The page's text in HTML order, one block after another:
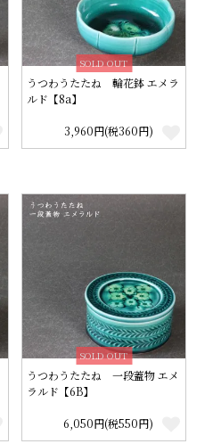
SOLD OUT
うつわうたたね 輪花鉢 エメラ
ルド【8a】
3,960円(税360円)
SOLD OUT
うつわうたたね 一段蓋物 エメ
ラルド【6B】
6,050円(税550円)